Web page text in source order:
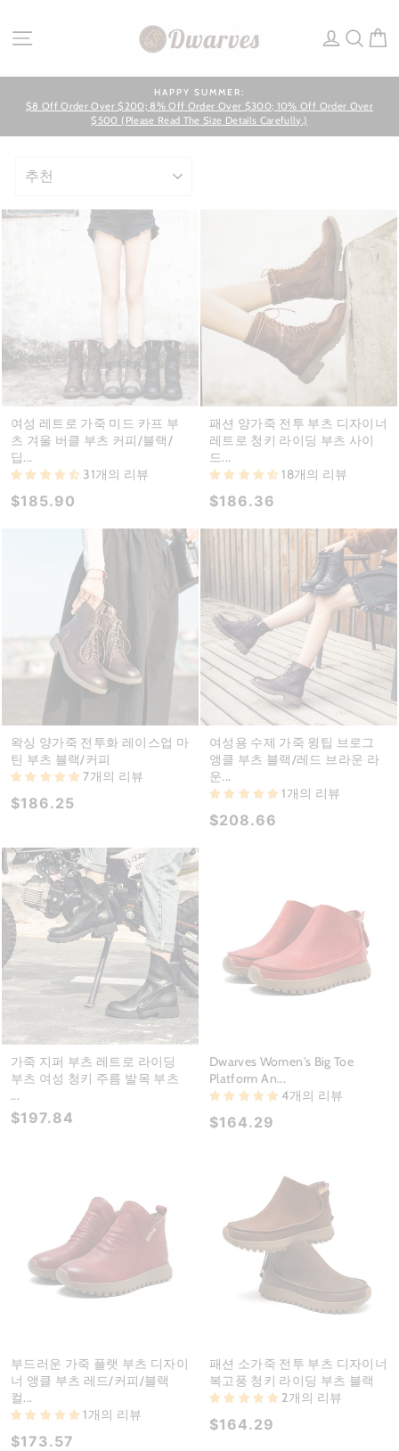
content
SITE NAVIGATION LOG IN
Pause
slideshow
HAPPY SUMMER:
$8 Off Order Over $200; 8% Off Order Over $300; 10% Off Order Over
$500 (Please Read The Size Details Carefully.)
여성 레트로 가죽 미드 카프 부
츠 겨울 버클 부츠 커피/블랙/
딥...
31개의 리뷰
$185.90
패션 양가죽 전투 부츠 디자이너
레트로 청키 라이딩 부츠 사이
드...
18개의 리뷰
$186.36
왁싱 양가죽 전투화 레이스업 마
틴 부츠 블랙/커피
7개의 리뷰
$186.25
여성용 수제 가죽 윙팁 브로그
앵클 부츠 블랙/레드 브라운 라
운...
1개의 리뷰
$208.66
가죽 지퍼 부츠 레트로 라이딩
부츠 여성 청키 주름 발목 부츠
...
$197.84
Dwarves Women's Big Toe
Platform An...
4개의 리뷰
$164.29
부드러운 가죽 플랫 부츠 디자이
너 앵클 부츠 레드/커피/블랙
컬...
1개의 리뷰
$173.57
패션 소가죽 전투 부츠 디자이너
복고풍 청키 라이딩 부츠 블랙
2개의 리뷰
$164.29